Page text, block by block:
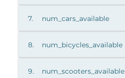
7. num_cars_available
8. num_bicycles_available
9. num_scooters_available